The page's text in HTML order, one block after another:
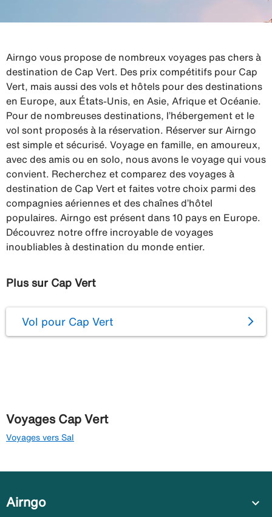
Airngo vous propose de nombreux voyages pas chers à
destination de Cap Vert. Des prix compétitifs pour Cap
Vert, mais aussi des vols et hôtels pour des destinations
en Europe, aux États-Unis, en Asie, Afrique et Océanie.
Pour de nombreuses destinations, l’hébergement et le
vol sont proposés à la réservation. Réserver sur Airngo
est simple et sécurisé. Voyage en famille, en amoureux,
avec des amis ou en solo, nous avons le voyage qui vous
convient. Recherchez et comparez des voyages à
destination de Cap Vert et faites votre choix parmi des
compagnies aériennes et des chaînes d’hôtel
populaires. Airngo est présent dans 10 pays en Europe.
Découvrez notre offre incroyable de voyages
inoubliables à destination du monde entier.
Plus sur Cap Vert
Vol pour Cap Vert
Voyages Cap Vert
Voyages vers Sal
Airngo expand_more